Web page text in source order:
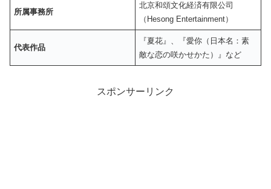
所属事務所
北京和頌文化経済有限公司
（Hesong Entertainment）
代表作品
『夏花』、『愛你（日本名：素
敵な恋の咲かせかた）』など
スポンサーリンク